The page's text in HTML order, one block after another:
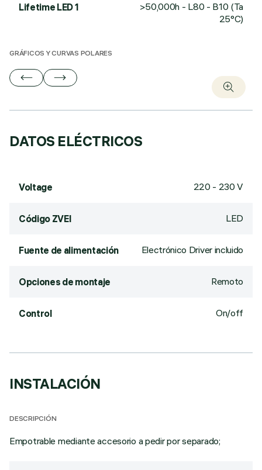
Lifetime LED 1
>50,000h - L80 - B10 (Ta
25°C)
GRÁFICOS Y CURVAS POLARES
DATOS ELÉCTRICOS
Voltage 220 - 230 V
Código ZVEI LED
Fuente de alimentación Electrónico Driver incluido
Opciones de montaje Remoto
Control On/off
INSTALACIÓN
DESCRIPCIÓN
Empotrable mediante accesorio a pedir por separado;